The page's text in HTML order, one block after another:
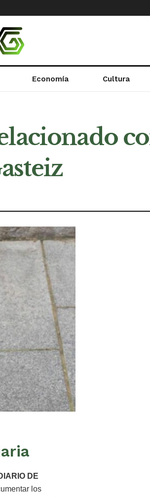
Economía Cultura
DE
los